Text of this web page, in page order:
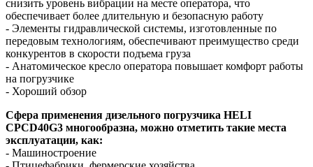
снизить уровень вибрации на месте оператора, что
обеспечивает более длительную и безопасную работу
- Элементы гидравлической системы, изготовленные по
передовым технологиям, обеспечивают преимущество среди
конкурентов в скорости подъема груза
- Анатомическое кресло оператора повышает комфорт работы
на погрузчике
- Хороший обзор
Сфера применения дизельного погрузчика HELI
CPCD40G3 многообразна, можно отметить такие места
эксплуатации, как:
- Машиностроение